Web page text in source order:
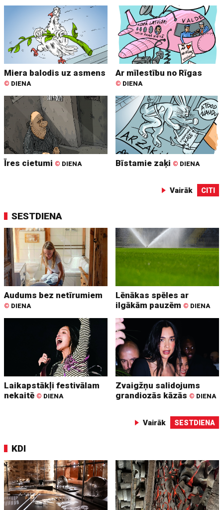
Miera balodis uz asmens
© DIENA
Ar mīlestību no Rīgas
© DIENA
Īres cietumi © DIENA Bīstamie zaķi © DIENA
Vairāk CITI
SESTDIENA
Audums bez netīrumiem
© DIENA
Lēnākas spēles ar
ilgākām pauzēm © DIENA
Laikapstākļi festivālam
nekaitē © DIENA
Zvaigžņu salidojums
grandiozās kāzās © DIENA
Vairāk SESTDIENA
KDI